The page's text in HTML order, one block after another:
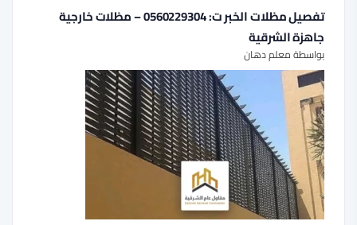
تفصيل مظلات الخبر ت: 0560229304 – مظلات خارجية
جاهزة الشرقية
بواسطة معلم دهان